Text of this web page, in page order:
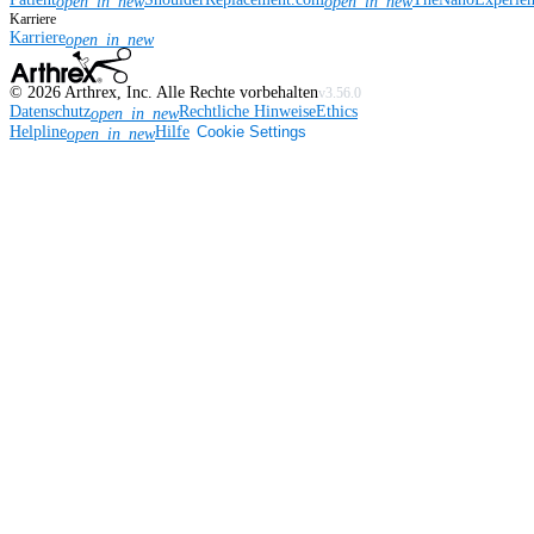
Karriere
Karriereopen_in_new
© 2026 Arthrex, Inc. Alle Rechte vorbehaltenv3.56.0
Datenschutzopen_in_newRechtliche HinweiseEthics
Helplineopen_in_newHilfe Cookie Settings